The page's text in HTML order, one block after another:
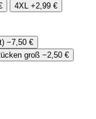
4XL +2,99 €
−7,50 €
groß −2,50 €